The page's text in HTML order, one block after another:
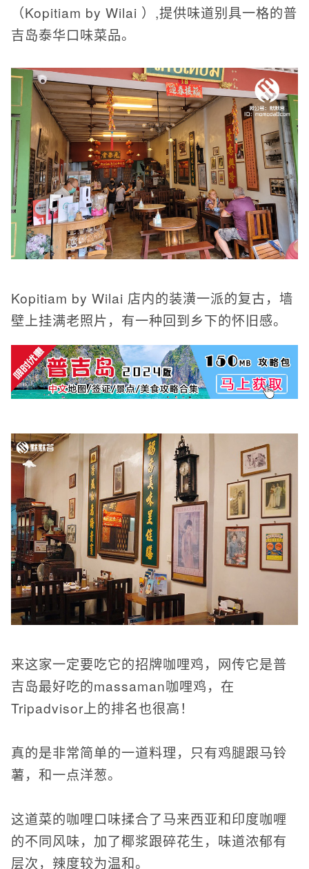
（Kopitiam by Wilai ）,提供味道别具一格的普
吉岛泰华口味菜品。
Kopitiam by Wilai 店内的装潢一派的复古，墙
壁上挂满老照片，有一种回到乡下的怀旧感。
来这家一定要吃它的招牌咖哩鸡，网传它是普
吉岛最好吃的massaman咖哩鸡，在
Tripadvisor上的排名也很高！
真的是非常简单的一道料理，只有鸡腿跟马铃
薯，和一点洋葱。
这道菜的咖哩口味揉合了马来西亚和印度咖喱
的不同风味，加了椰浆跟碎花生，味道浓郁有
层次，辣度较为温和。